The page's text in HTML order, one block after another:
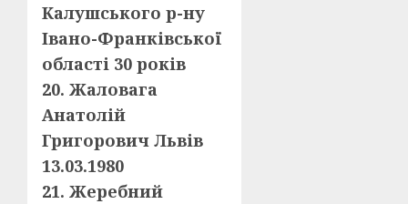
Калушського р-ну
Івано-Франківської
області 30 років
20. Жаловага
Анатолій
Григорович Львів
13.03.1980
21. Жеребний